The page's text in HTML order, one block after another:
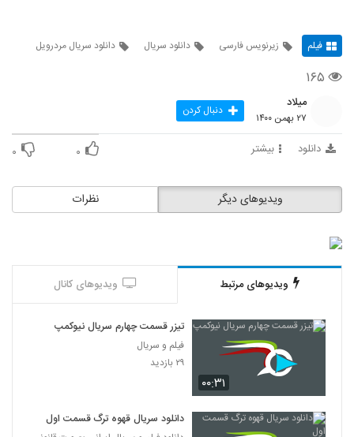
فیلم زیرنویس فارسی دانلود سریال دانلود سریال مردرویل
۱۶۵
میلاد
۲۷ بهمن ۱۴۰۰ دنبال کردن
دانلود بیشتر ۰ ۰
نظرات ویدیوهای دیگر
ویدیوهای مرتبط ویدیوهای کانال
۰۰:۳۱
تیزر قسمت چهارم سریال نیوکمپ
فیلم و سریال
۲۹ بازدید
دانلود سریال قهوه ترگ قسمت اول